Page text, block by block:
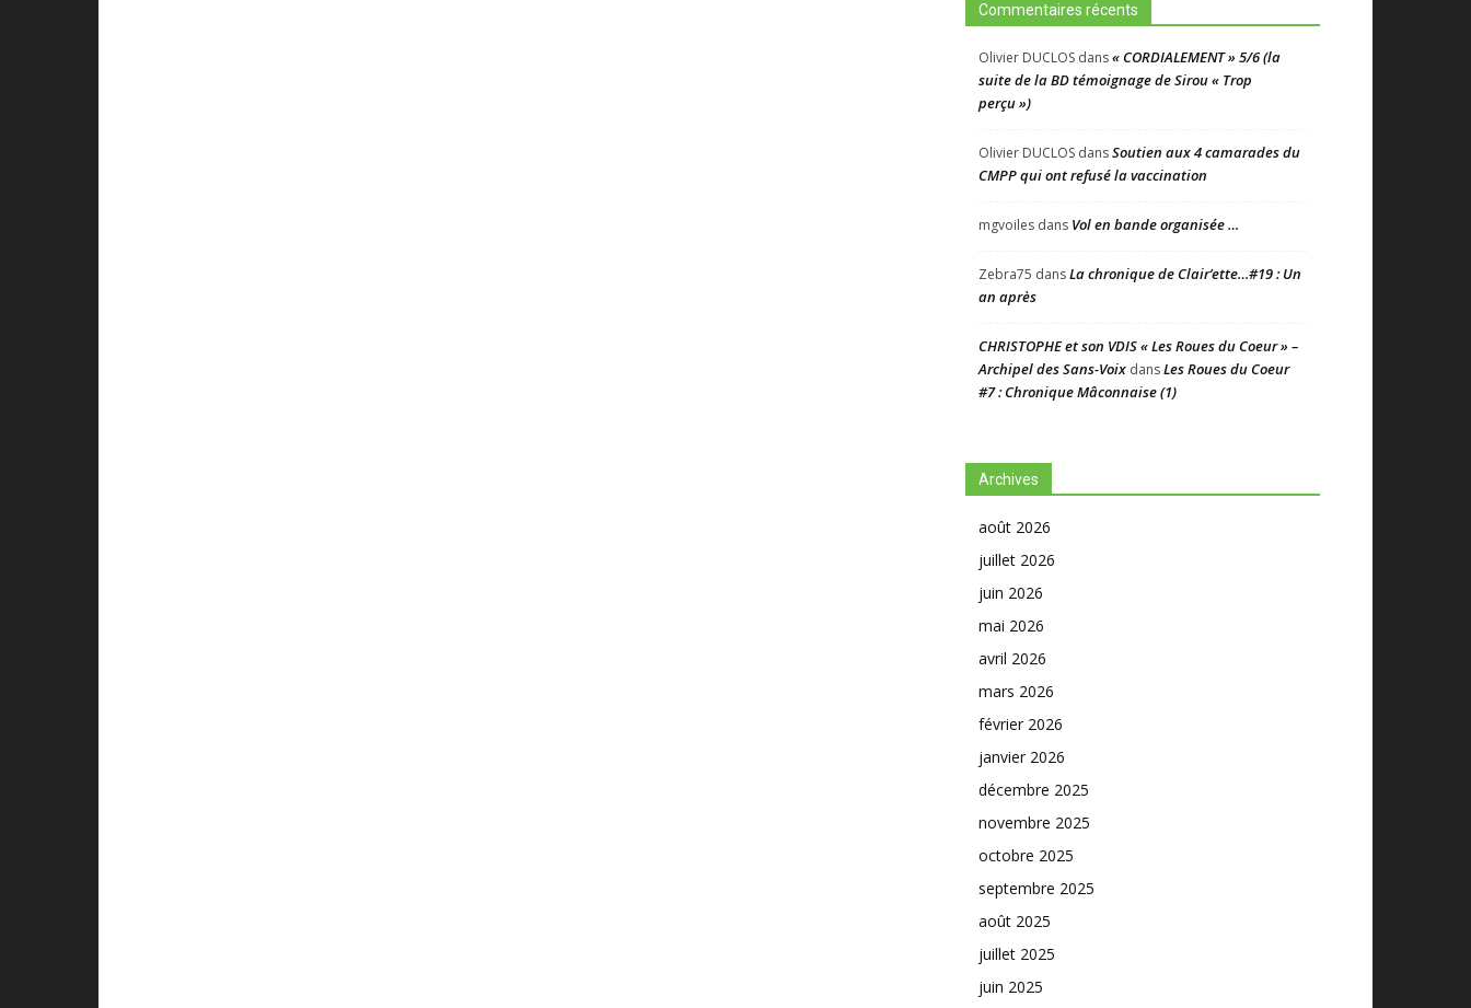
Commentaires récents
Olivier DUCLOS dans« CORDIALEMENT » 5/6 (la
suite de la BD témoignage de Sirou « Trop
perçu »)
Olivier DUCLOS dansSoutien aux 4 camarades du
CMPP qui ont refusé la vaccination
mgvoiles dans Vol en bande organisée …
Zebra75 dansLa chronique de Clair’ette…#19 : Un
an après
CHRISTOPHE et son VDIS « Les Roues du Coeur » –
Archipel des Sans-Voix dansLes Roues du Coeur
#7 : Chronique Mâconnaise (1)
Archives
août 2026
juillet 2026
juin 2026
mai 2026
avril 2026
mars 2026
février 2026
janvier 2026
décembre 2025
novembre 2025
octobre 2025
septembre 2025
août 2025
juillet 2025
juin 2025